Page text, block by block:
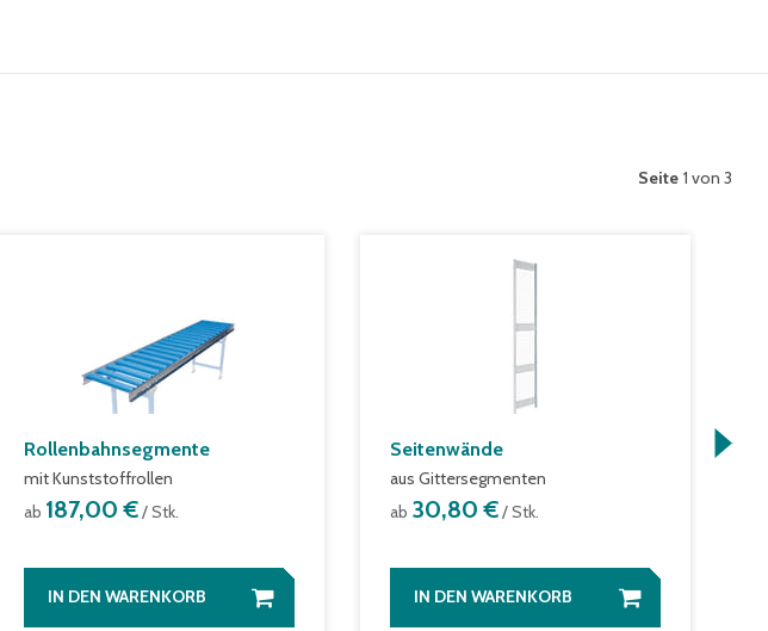
Seite 1 von 3
Rollenbahnsegmente
mit Kunststoffrollen
ab 187,00 €/ Stk.
IN DEN WARENKORB
Seitenwände
aus Gittersegmenten
ab 30,80 €/ Stk.
IN DEN WARENKORB